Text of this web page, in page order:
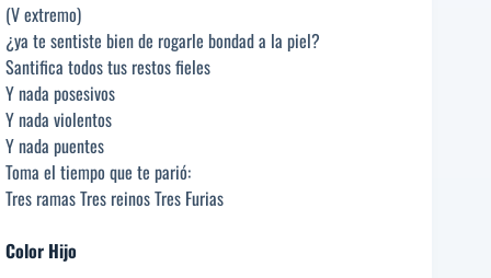
(V extremo)
¿ya te sentiste bien de rogarle bondad a la piel?
Santifica todos tus restos fieles
Y nada posesivos
Y nada violentos
Y nada puentes
Toma el tiempo que te parió:
Tres ramas Tres reinos Tres Furias
Color Hijo